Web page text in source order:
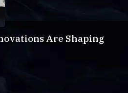
Are Shaping